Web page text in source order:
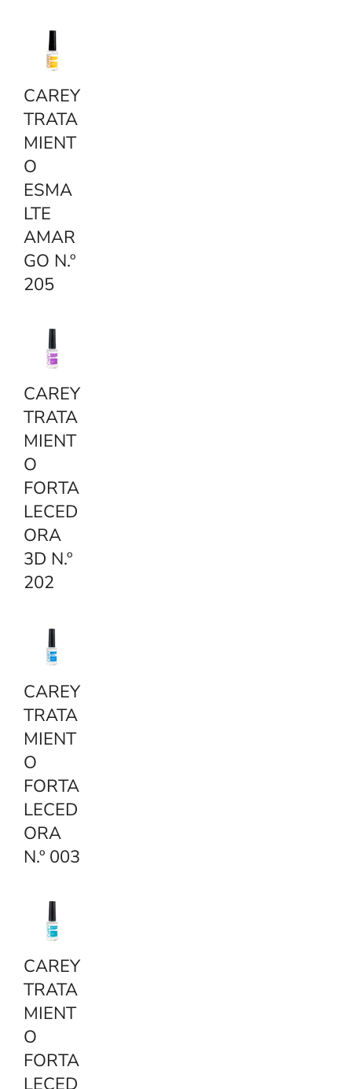
CAREY
TRATA
MIENT
O
ESMA
LTE
AMAR
GO N.º
205
CAREY
TRATA
MIENT
O
FORTA
LECED
ORA
3D N.º
202
CAREY
TRATA
MIENT
O
FORTA
LECED
ORA
N.º 003
CAREY
TRATA
MIENT
O
FORTA